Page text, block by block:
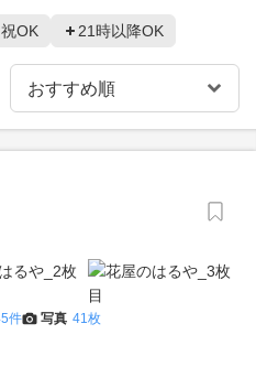
OK 21時以降OK
件 写真 41枚